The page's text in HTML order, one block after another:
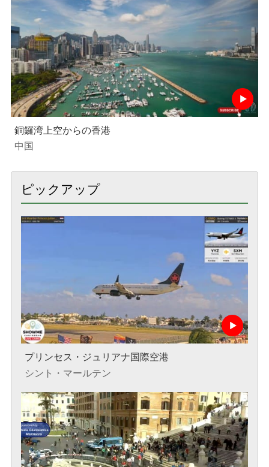
銅鑼湾上空からの香港
中国
ピックアップ
プリンセス・ジュリアナ国際空港
シント・マールテン